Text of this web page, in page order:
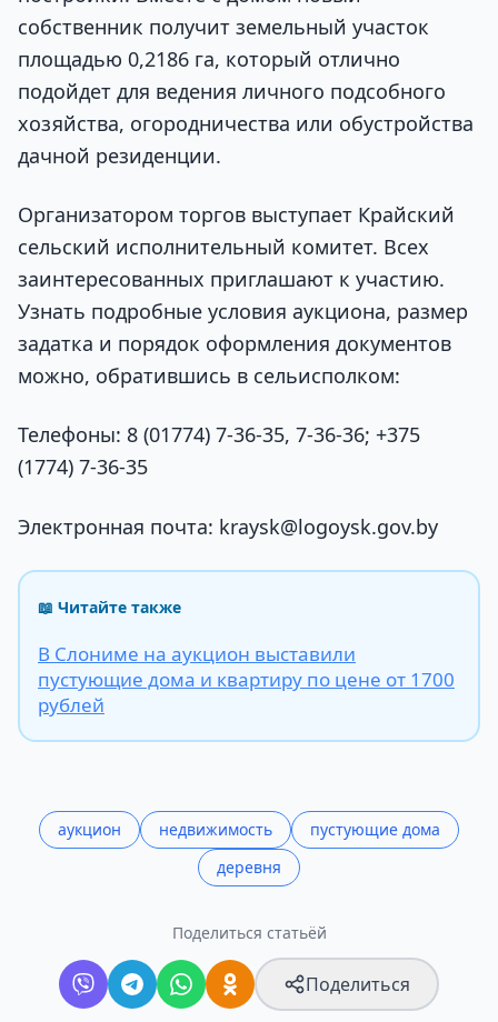
собственник получит земельный участок
площадью 0,2186 га, который отлично
подойдет для ведения личного подсобного
хозяйства, огородничества или обустройства
дачной резиденции.
Организатором торгов выступает Крайский
сельский исполнительный комитет. Всех
заинтересованных приглашают к участию.
Узнать подробные условия аукциона, размер
задатка и порядок оформления документов
можно, обратившись в сельисполком:
Телефоны: 8 (01774) 7-36-35, 7-36-36; +375
(1774) 7-36-35
Электронная почта: kraysk@logoysk.gov.by
📖 Читайте также
В Слониме на аукцион выставили
пустующие дома и квартиру по цене от 1700
рублей
аукцион недвижимость
пустующие дома
деревня
Поделиться статьёй
Поделиться